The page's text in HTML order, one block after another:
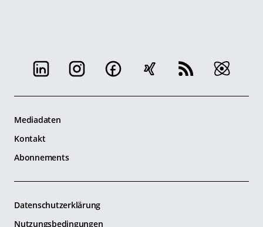
Mediadaten
Kontakt
Abonnements
Datenschutzerklärung
Nutzungsbedingungen